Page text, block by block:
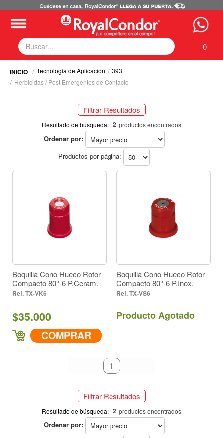
0
Fumigadoras
Equipos Motorizados
Respuestos y Accesorios
Tecnología de Aplicación
Zona Pecuaria
Zona Veterianaria
Tecnología de Aplicación
393
Herbicidas / Post Emergentes de Contacto
Selecciona tus filtros
Todos (2)
Inserto en Cerámica (1)
Cono Hueco (2)
Rojo (2)
TECNOLOGÍA DE APLICACIÓN
Boquillas (2)
Producto a Aplicar / Modo de Acción
Inserto en Cerámica (1)
Forma de Aspersión
Color
Rojo (2)
Filtrar Resultados
Resultado de búsqueda: 2 productos encontrados
Ordenar por:
Productos por página:
Boquilla Cono Hueco Rotor
Compacto 80°-6 P.Ceram.
TX-VK6
$35.000
COMPRAR
Boquilla Cono Hueco Rotor
Compacto 80°-6 P.Inox.
TX-VS6
Producto Agotado
anterior
1
Filtrar Resultados
Resultado de búsqueda: 2 productos encontrados
Ordenar por: